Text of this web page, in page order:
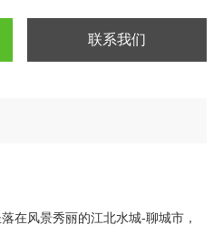
联系我们
在风景秀丽的江北水城-聊城市，